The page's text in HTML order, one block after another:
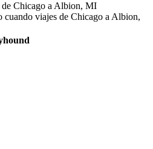
Chicago a Albion, MI
cuando viajes de Chicago a Albion,